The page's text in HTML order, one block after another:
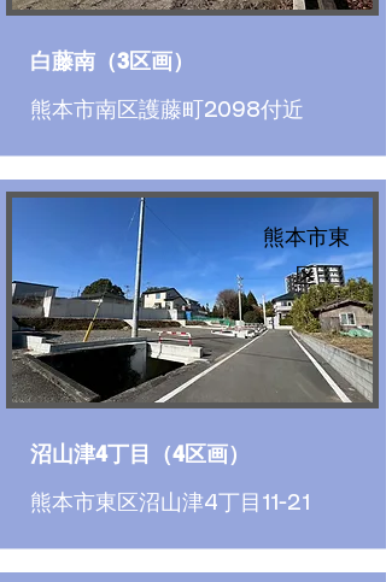
白藤南（3区画）
熊本市南区護藤町2098付近
熊本市東
区
沼山津4丁目（4区画）
熊本市東区沼山津4丁目11-21